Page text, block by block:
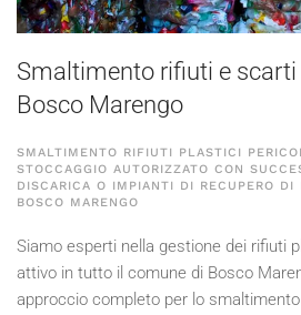
Smaltimento rifiuti e
Bosco Marengo
SMALTIMENTO RIFIUTI PLASTICI
STOCCAGGIO AUTORIZZATO CON
DISCARICA O IMPIANTI DI RECUPERO
BOSCO MARENGO
Siamo esperti nella gestione dei rifiuti
attivo in tutto il comune di Bosco
approccio completo per lo